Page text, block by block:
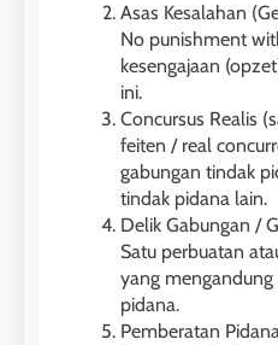
Asas Kesalahan
No punishment
kesengajaan
ini.
Concursus Realis
feiten / real
gabungan tindak
tindak pidana lain.
Delik Gabungan /
Satu perbuatan
yang
pidana.
Pemberatan